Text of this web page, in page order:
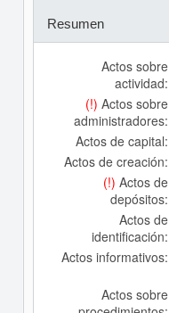
Resumen
Actos sobre
actividad:
(!) Actos sobre
administradores:
Actos de capital:
Actos de creación:
(!) Actos de
depósitos:
Actos de
identificación:
Actos informativos:
Actos sobre